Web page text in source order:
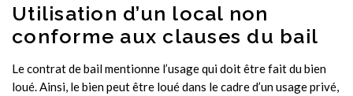
Utilisation d’un local non
conforme aux clauses du bail
Le contrat de bail mentionne l’usage qui doit être fait du bien
loué. Ainsi, le bien peut être loué dans le cadre d’un usage privé,